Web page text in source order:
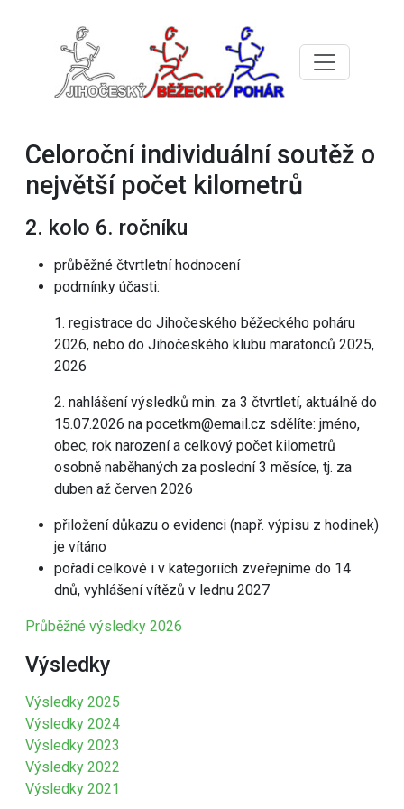
Celoroční individuální soutěž o
největší počet kilometrů
2. kolo 6. ročníku
průběžné čtvrtletní hodnocení
podmínky účasti:
1. registrace do Jihočeského běžeckého poháru
2026, nebo do Jihočeského klubu maratonců 2025,
2026
2. nahlášení výsledků min. za 3 čtvrtletí, aktuálně do
15.07.2026 na pocetkm@email.cz sdělíte: jméno,
obec, rok narození a celkový počet kilometrů
osobně naběhaných za poslední 3 měsíce, tj. za
duben až červen 2026
přiložení důkazu o evidenci (např. výpisu z hodinek)
je vítáno
pořadí celkové i v kategoriích zveřejníme do 14
dnů, vyhlášení vítězů v lednu 2027
Průběžné výsledky 2026
Výsledky
Výsledky 2025
Výsledky 2024
Výsledky 2023
Výsledky 2022
Výsledky 2021